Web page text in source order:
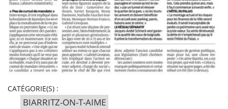
CATÉGORIE(S) :
BIARRITZ-ON-T-AIME